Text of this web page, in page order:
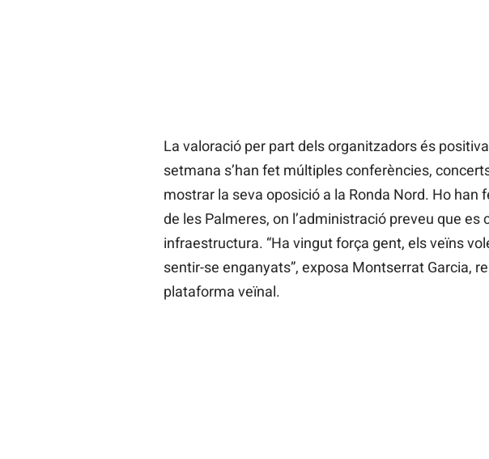
La valoració per part dels organitzadors és
setmana s’han fet múltiples conferències,
mostrar la seva oposició a la Ronda Nord. Ho han
de les Palmeres, on l’administració preveu que es
infraestructura. “Ha vingut força gent, els veïns
sentir-se enganyats”, exposa Montserrat Garcia,
plataforma veïnal.